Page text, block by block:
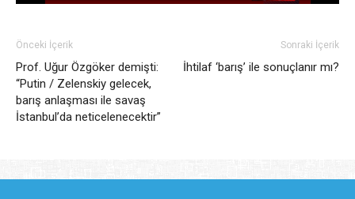
Önceki İçerik
Prof. Uğur Özgöker demişti:
“Putin / Zelenskiy gelecek,
barış anlaşması ile savaş
İstanbul’da neticelenecektir”
Sonraki İçerik
İhtilaf ‘barış’ ile sonuçlanır mı?